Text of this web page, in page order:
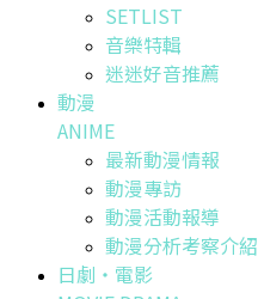
SETLIST
音樂特輯
迷迷好音推薦
動漫
ANIME
最新動漫情報
動漫專訪
動漫活動報導
動漫分析考察介紹
日劇・電影